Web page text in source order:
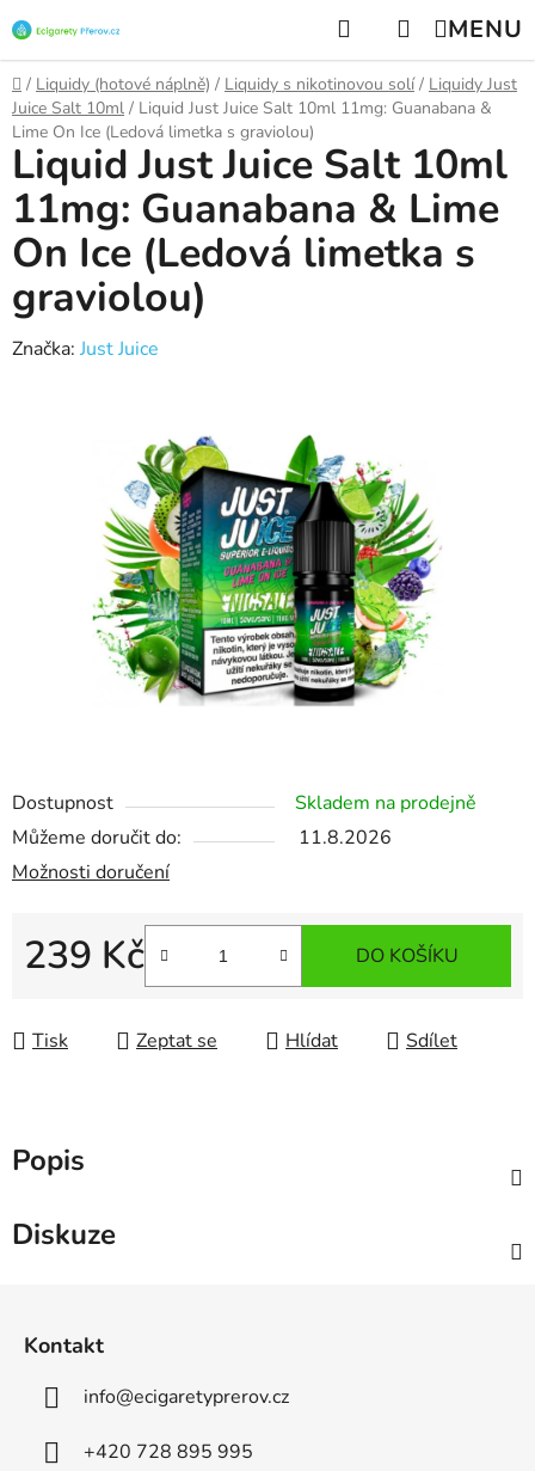
na
obsah
Hledat NÁKUPNÍ
KOŠÍK
Domů
/ Liquidy (hotové náplně) / Liquidy s nikotinovou solí / Liquidy Just
Juice Salt 10ml / Liquid Just Juice Salt 10ml 11mg: Guanabana &
Lime On Ice (Ledová limetka s graviolou)
Dostupnost
Skladem na prodejně
Můžeme doručit do:
11.8.2026
Možnosti doručení
239 Kč DO KOŠÍKU
Tisk Zeptat se Hlídat Sdílet
Liquid Just Juice Salt 10ml
11mg: Guanabana & Lime
On Ice (Ledová limetka s
graviolou)
Značka: Just Juice
Popis
Diskuze
Kontakt
info@ecigaretyprerov.cz
+420 728 895 995